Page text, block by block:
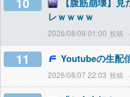
レｗｗｗｗ
2026/08/09 01:00
11 Youtubeの生配
2026/08/07 22:03